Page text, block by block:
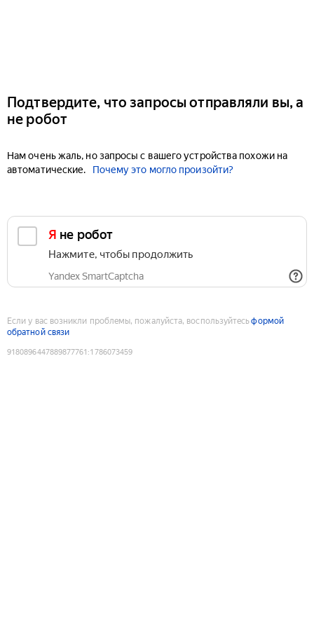
Подтвердите, что запросы отправляли вы, а
не робот
Нам очень жаль, но запросы с вашего устройства похожи на
автоматические.
Почему это могло произойти?
Я не робот
Нажмите, чтобы продолжить
Yandex SmartCaptcha
Если у вас возникли проблемы, пожалуйста, воспользуйтесьформой
обратной связи
9180896447889877761 :1786073459